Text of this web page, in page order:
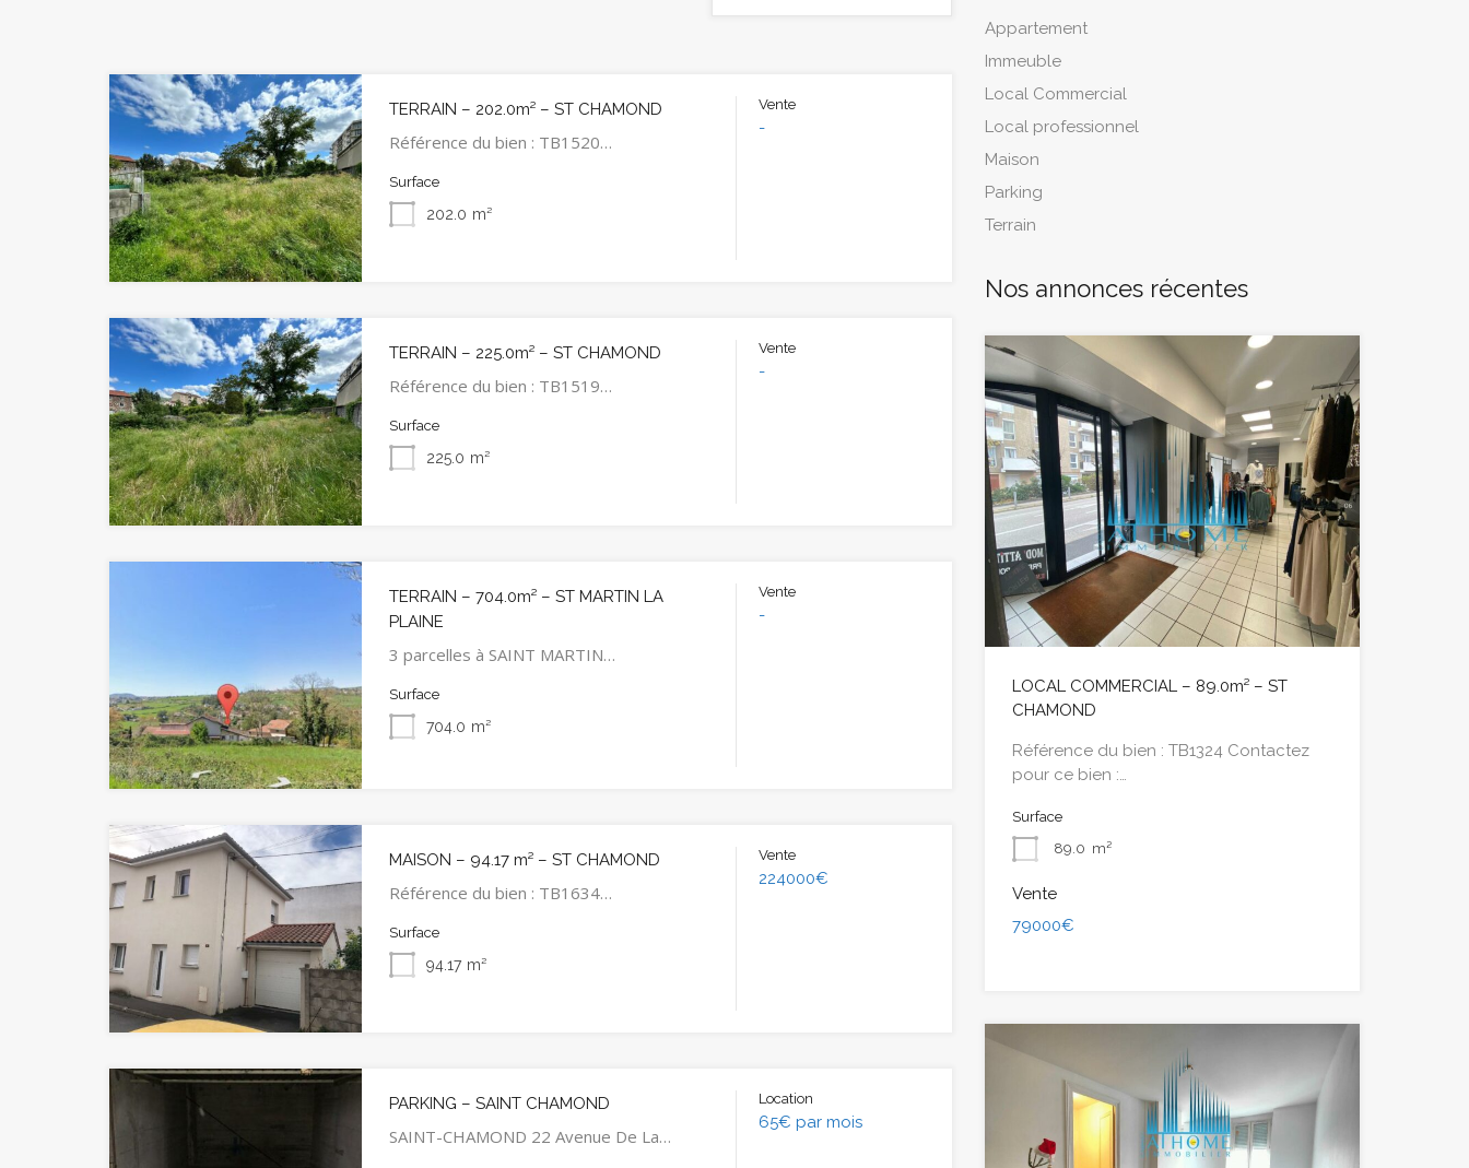
TERRAIN – 202.0m² – ST CHAMOND
Référence du bien : TB1520…
Surface
202.0 m²
Vente
-
TERRAIN – 225.0m² – ST CHAMOND
Référence du bien : TB1519…
Surface
225.0 m²
Vente
-
TERRAIN – 704.0m² – ST MARTIN LA
PLAINE
3 parcelles à SAINT MARTIN…
Surface
704.0 m²
Vente
-
MAISON – 94.17 m² – ST CHAMOND
Référence du bien : TB1634…
Surface
94.17 m²
Vente
224000€
PARKING – SAINT CHAMOND
SAINT-CHAMOND 22 Avenue De La…
Location
65€ par mois
Appartement
Immeuble
Local Commercial
Local professionnel
Maison
Parking
Terrain
Nos annonces récentes
LOCAL COMMERCIAL – 89.0m² – ST
CHAMOND
Référence du bien : TB1324 Contactez
pour ce bien :…
Surface
89.0 m²
Vente
79000€